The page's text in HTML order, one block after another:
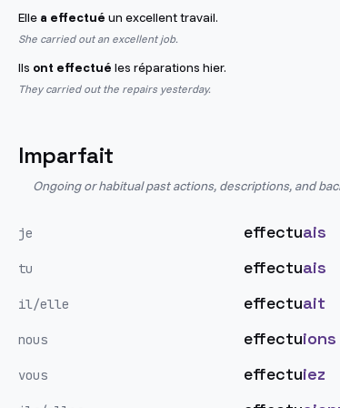
Elle a effectué un excellent travail.
She carried out an excellent job.
Ils ont effectué les réparations hier.
They carried out the repairs yesterday.
Imparfait
Ongoing or habitual past actions, descriptions, and
je effectuais
tu effectuais
il/elle effectuait
nous effectuions
vous effectuiez